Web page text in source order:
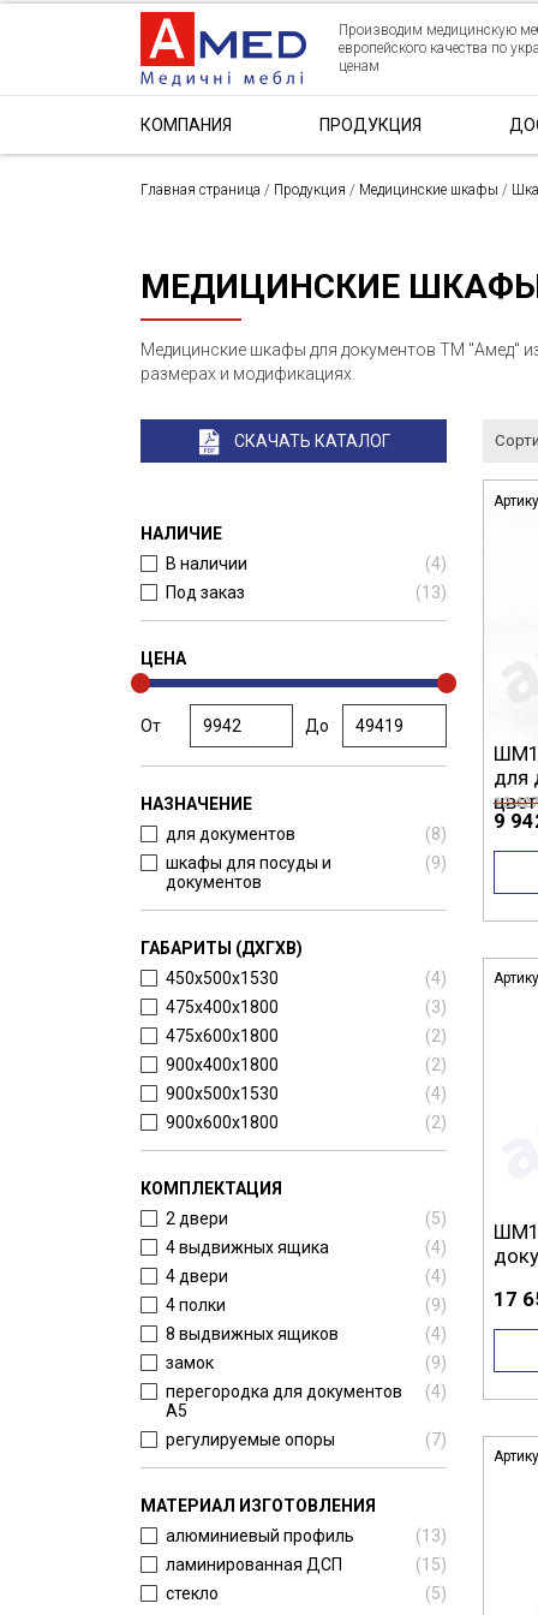
Производим медицинскую
европейского качества по
ценам
КОМПАНИЯ ПРОДУКЦИЯ
Главная страница / Продукция / Медицинские шкафы /
МЕДИЦИНСКИЕ
Медицинские шкафы для документов ТМ "Амед"
размерах и модификациях.
СКАЧАТЬ КАТАЛОГ
НАЛИЧИЕ
В наличии
(4)
Под заказ
(13)
ЦЕНА
От До
НАЗНАЧЕНИЕ
для документов
(8)
шкафы для посуды и
документов
(9)
ГАБАРИТЫ (ДХГХВ)
450x500x1530
(4)
475x400x1800
(3)
475x600x1800
(2)
900x400x1800
(2)
900x500x1530
(4)
900x600x1800
(2)
КОМПЛЕКТАЦИЯ
2 двери
(5)
4 выдвижных ящика
(4)
4 двери
(4)
4 полки
(9)
8 выдвижных ящиков
(4)
замок
(9)
перегородка для документов
А5
(4)
регулируемые опоры (7)
МАТЕРИАЛ ИЗГОТОВЛЕНИЯ
алюминиевый профиль
(13)
ламинированная ДСП
(15)
стекло
(5)
для
12
9
17